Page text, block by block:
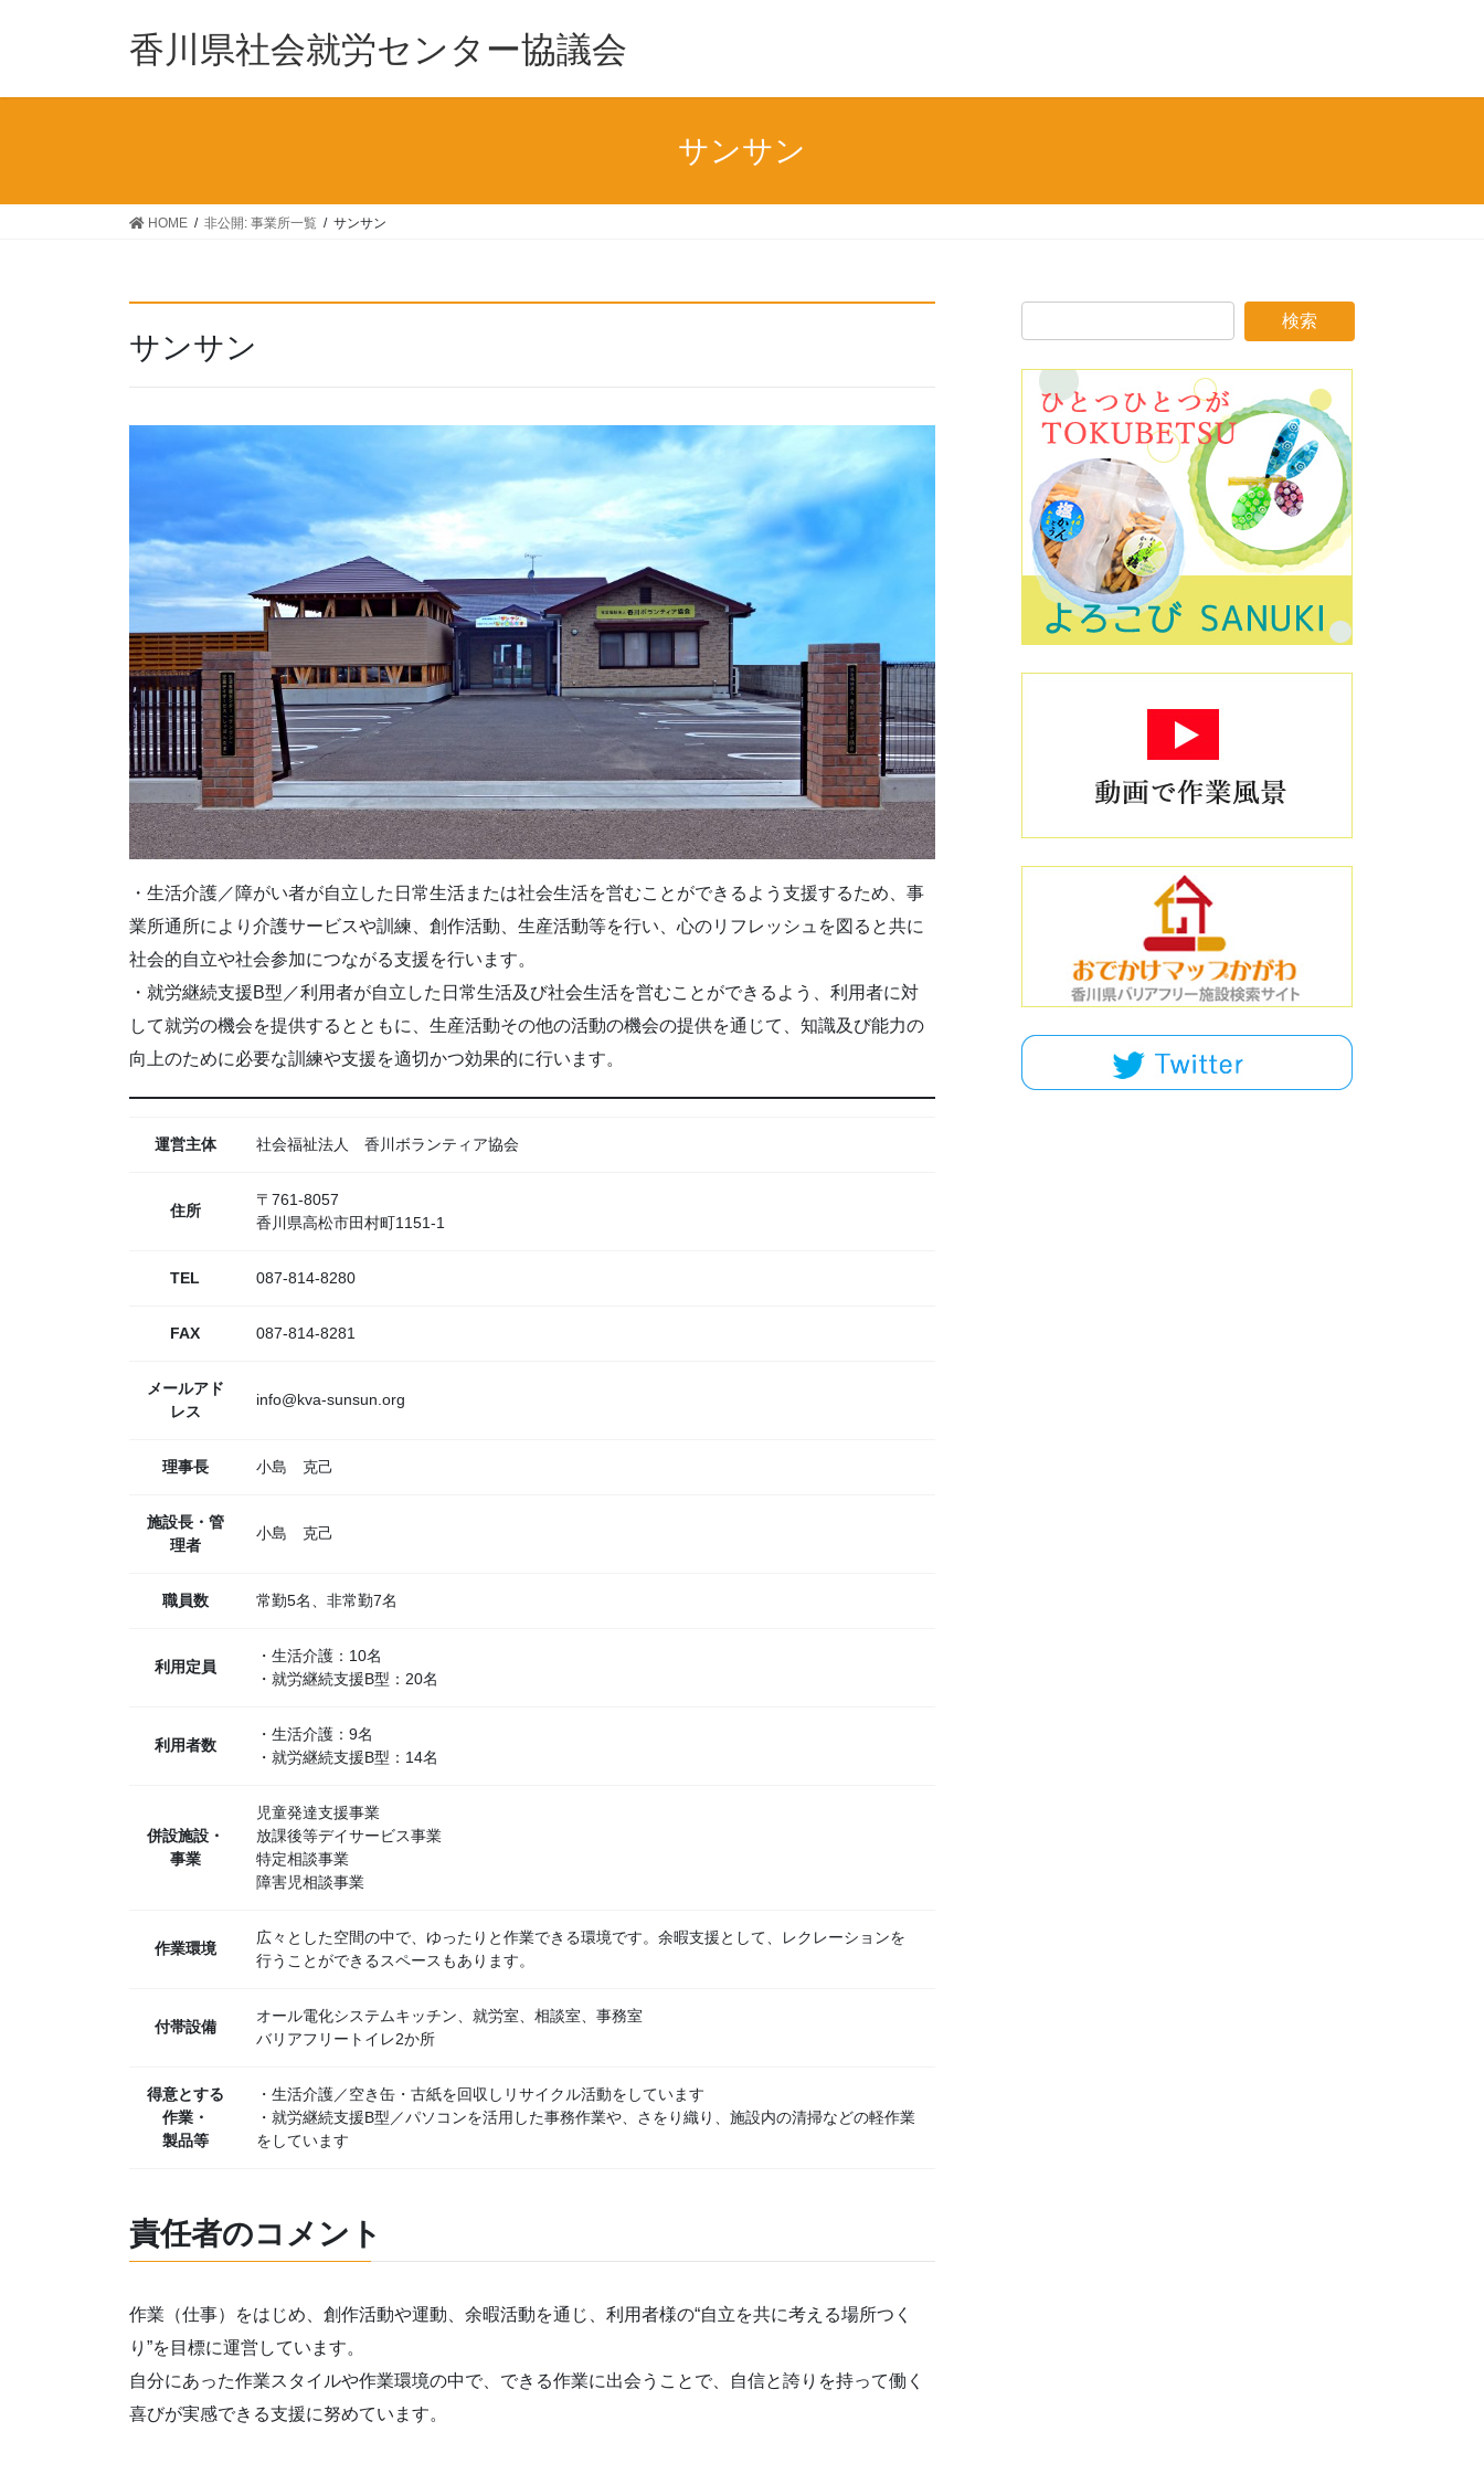
香川県社会就労センター協議会
サンサン
HOME 非公開: 事業所一覧 サンサン
サンサン
・生活介護／障がい者が自立した日常生活または社会生活を営むことができるよう支援するため、事
業所通所により介護サービスや訓練、創作活動、生産活動等を行い、心のリフレッシュを図ると共に
社会的自立や社会参加につながる支援を行います。
・就労継続支援B型／利用者が自立した日常生活及び社会生活を営むことができるよう、利用者に対
して就労の機会を提供するとともに、生産活動その他の活動の機会の提供を通じて、知識及び能力の
向上のために必要な訓練や支援を適切かつ効果的に行います。
運営主体 社会福祉法人 香川ボランティア協会
住所
〒761-8057
香川県高松市田村町1151-1
TEL 087-814-8280
FAX 087-814-8281
メールアド
レス
info@kva-sunsun.org
理事長 小島 克己
施設長・管
理者
小島 克己
職員数 常勤5名、非常勤7名
利用定員
・生活介護：10名
・就労継続支援B型：20名
利用者数
・生活介護：9名
・就労継続支援B型：14名
併設施設・
事業
児童発達支援事業
放課後等デイサービス事業
特定相談事業
障害児相談事業
作業環境
広々とした空間の中で、ゆったりと作業できる環境です。余暇支援として、レクレーションを
行うことができるスペースもあります。
付帯設備
オール電化システムキッチン、就労室、相談室、事務室
バリアフリートイレ2か所
得意とする
作業・
製品等
・生活介護／空き缶・古紙を回収しリサイクル活動をしています
・就労継続支援B型／パソコンを活用した事務作業や、さをり織り、施設内の清掃などの軽作業
をしています
責任者のコメント
作業（仕事）をはじめ、創作活動や運動、余暇活動を通じ、利用者様の“自立を共に考える場所つく
り”を目標に運営しています。
自分にあった作業スタイルや作業環境の中で、できる作業に出会うことで、自信と誇りを持って働く
喜びが実感できる支援に努めています。